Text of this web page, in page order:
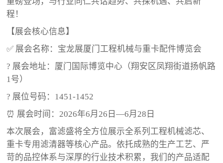
程！
【展会核心信息】
✅ 展会名称：宝龙展厦门工程机械与重卡配件博览会
? 展会地址：厦门国际博览中心（翔安区凤翔街道扬帆路
1号）
? 展位号码：1451-1452
⏰ 展会时间：2026年6月26日—6月28日
本次展会，富滤盛将全方位展示全系列工程机械滤芯、
重卡专用滤清器等核心产品。依托成熟的生产工艺、严
苛的品控体系与深厚的行业技术积累，我们的产品适配